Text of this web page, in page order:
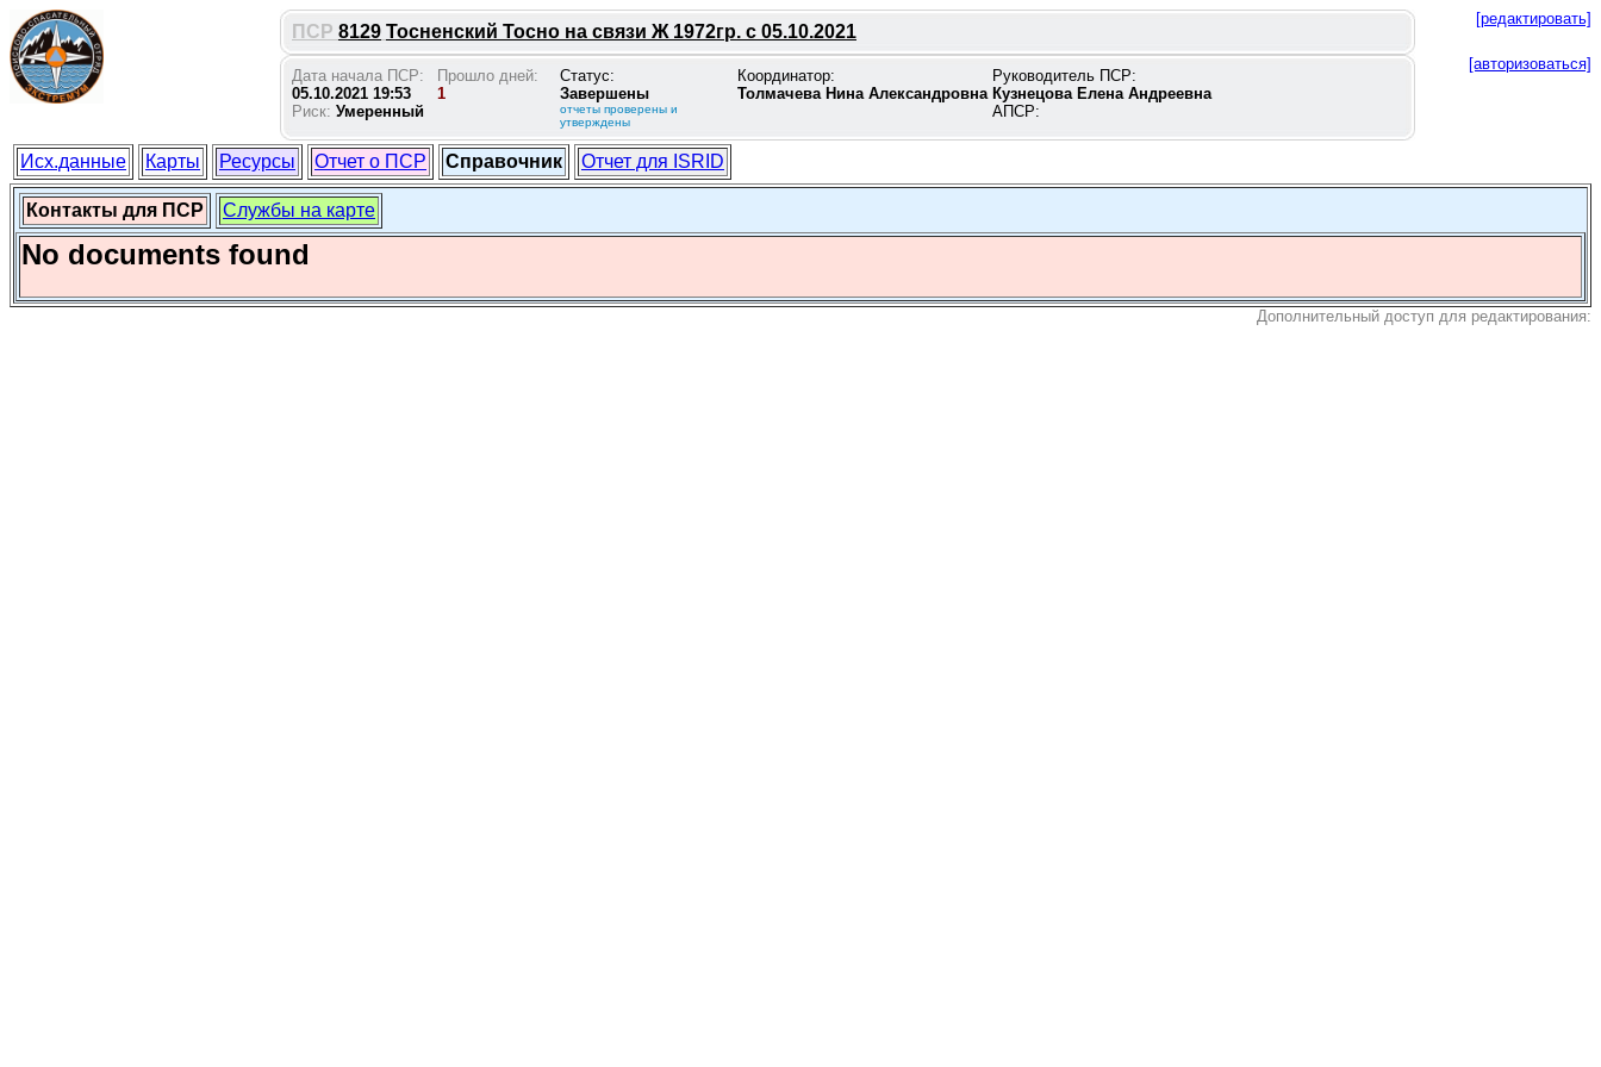
ПСР 8129 Тосненский Тосно на связи Ж 1972гр. с 05.10.2021
[редактировать]
Дата начала ПСР:
05.10.2021 19:53
Риск: Умеренный
Прошло дней:
1
Статус:
Завершены
отчеты проверены и
утверждены
Координатор:
Толмачева Нина Александровна
Руководитель ПСР:
Кузнецова Елена Андреевна
АПСР:
[авторизоваться]
Исх.данные Карты Ресурсы Отчет о ПСР Справочник Отчет для ISRID
Контакты для ПСР Службы на карте
No documents found
Дополнительный доступ для редактирования: